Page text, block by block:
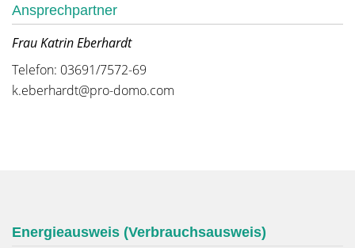
Ansprechpartner
Frau Katrin Eberhardt
Telefon: 03691/7572-69
k.eberhardt@pro-domo.com
Energieausweis (Verbrauchsausweis)